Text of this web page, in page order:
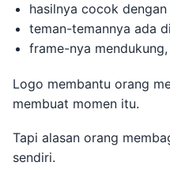
hasilnya cocok
teman-temannya ada
frame-nya
Logo membantu orang
membuat momen itu.
Tapi alasan orang
sendiri.